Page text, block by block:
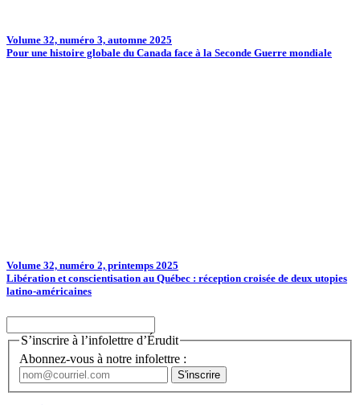
Volume 32, numéro 3, automne 2025
Pour une histoire globale du Canada face à la Seconde Guerre mondiale
Volume 32, numéro 2, printemps 2025
Libération et conscientisation au Québec : réception croisée de deux utopies
latino-américaines
S’inscrire à l’infolettre d’Érudit
Abonnez-vous à notre infolettre :